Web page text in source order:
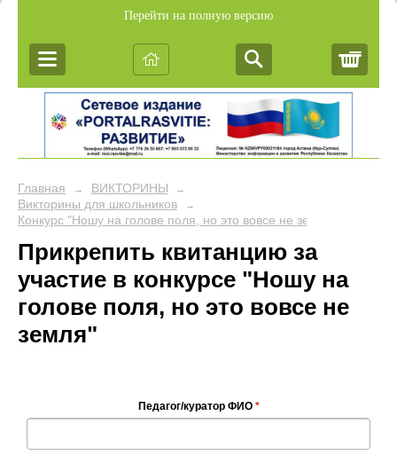
Перейти на полную версию
Главная → ВИКТОРИНЫ →
Викторины для школьников →
Конкурс "Ношу на голове поля, но это вовсе не земля"
Прикрепить квитанцию за
участие в конкурсе "Ношу на
голове поля, но это вовсе не
земля"
Педагог/куратор ФИО *